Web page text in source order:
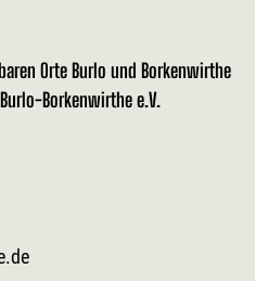
Orte Burlo und Borkenwirthe
Borkenwirthe e.V.